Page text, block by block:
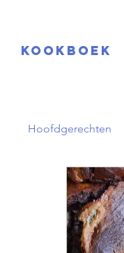
KOOKBOEK
Hoofdgerechten
Feestdagen
pornstar martini